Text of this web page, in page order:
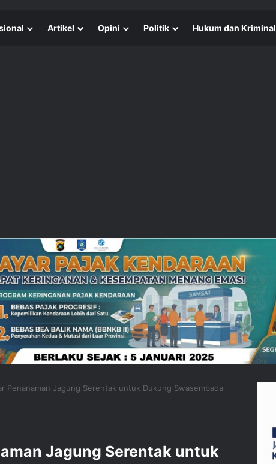
Artikel Opini Politik Hukum dan Kriminal
Penanaman Jagung Serentak untuk Dukung Swasembada
Jagung Serentak untuk